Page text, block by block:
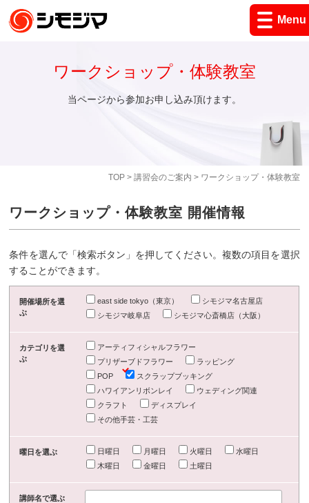
Menu
TOP> 講習会のご案内 > ワークショップ・体験教室
ワークショップ・体験教室
当ページから参加お申し込み頂けます。
ワークショップ・体験教室 開催情報
条件を選んで「検索ボタン」を押してください。複数の項目を選択
することができます。
開催場所を選
ぶ
east side tokyo（東京）
シモジマ名古屋店
シモジマ岐阜店
シモジマ心斎橋店（大阪）
カテゴリを選
ぶ
アーティフィシャルフラワー
プリザーブドフラワー
ラッピング
POP
スクラップブッキング
ハワイアンリボンレイ
ウェディング関連
クラフト
ディスプレイ
その他手芸・工芸
曜日を選ぶ 日曜日 月曜日 火曜日
水曜日
木曜日
金曜日 土曜日
講師名で選ぶ